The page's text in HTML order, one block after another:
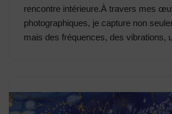
rencontre intérieure.À travers mes
photographiques, je capture non
mais des fréquences, des vibrations,